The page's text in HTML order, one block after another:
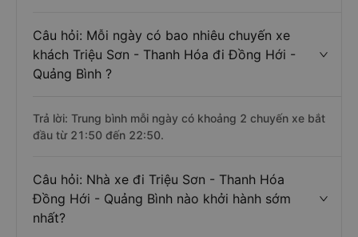
Câu hỏi: Mỗi ngày có bao nhiêu chuyến xe
khách Triệu Sơn - Thanh Hóa đi Đồng Hới -
Quảng Bình ?
Trả lời: Trung bình mỗi ngày có khoảng 2 chuyến xe bắt
đầu từ 21:50 đến 22:50.
Câu hỏi: Nhà xe đi Triệu Sơn - Thanh Hóa
Đồng Hới - Quảng Bình nào khởi hành sớm
nhất?